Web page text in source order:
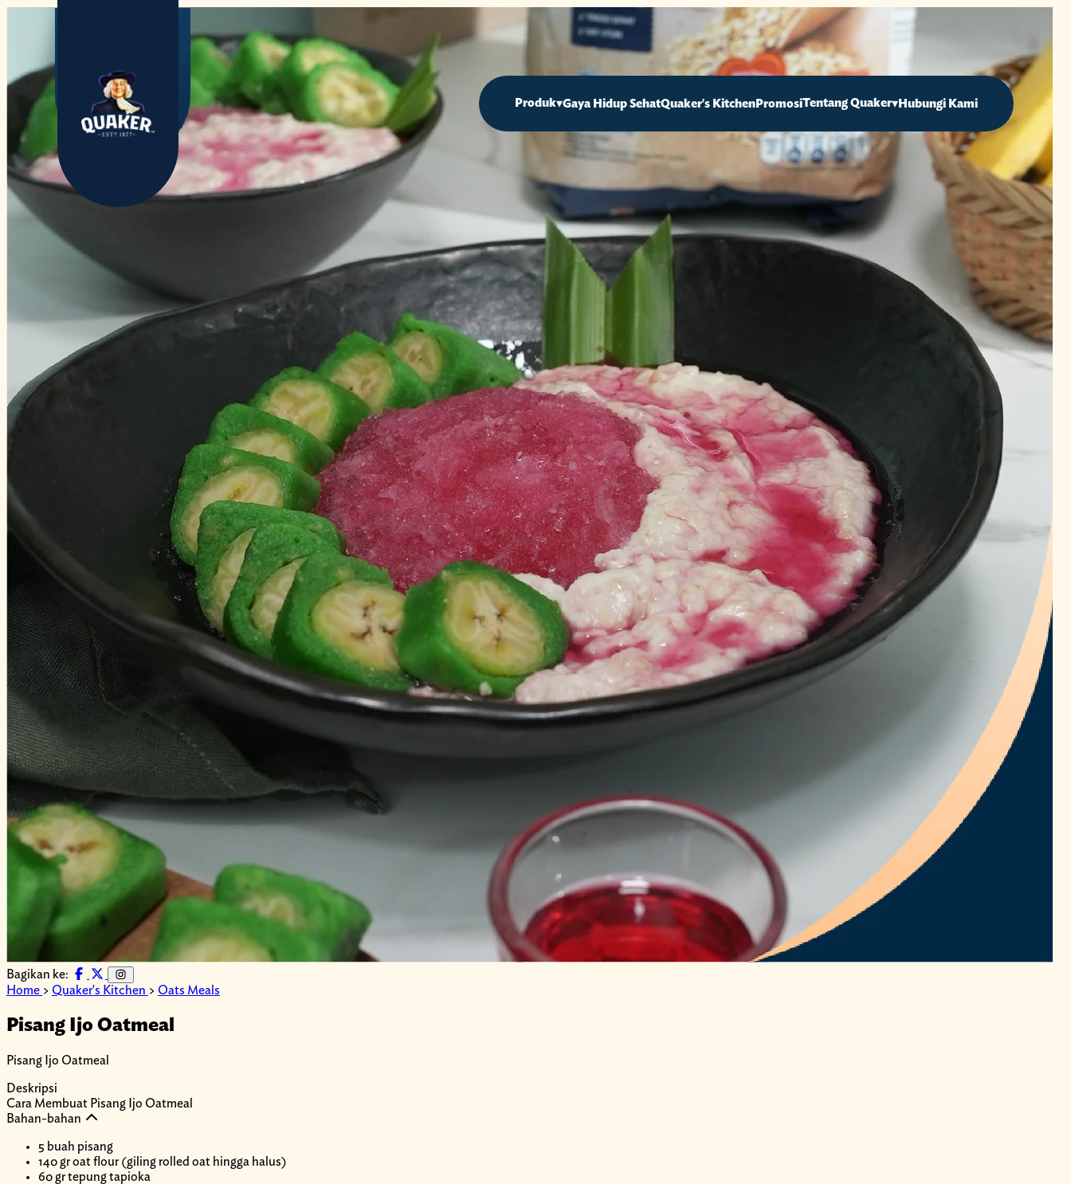
Produk▾Gaya Hidup SehatQuaker's Kitchen PromosiTentang Quaker▾ Hubungi Kami
Bagikan ke:
Home > Quaker's Kitchen > Oats Meals
Pisang Ijo Oatmeal
Pisang Ijo Oatmeal
Deskripsi
Cara Membuat Pisang Ijo Oatmeal
Bahan-bahan
5 buah pisang
140 gr oat flour (giling rolled oat hingga halus)
60 gr tepung tapioka